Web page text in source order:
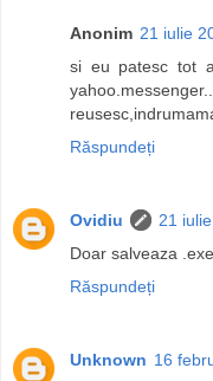
Anonim 21 iulie
si eu patesc tot
Răspundeți
Ovidiu
21
Doar salveaza
Răspundeți
Unknown 16